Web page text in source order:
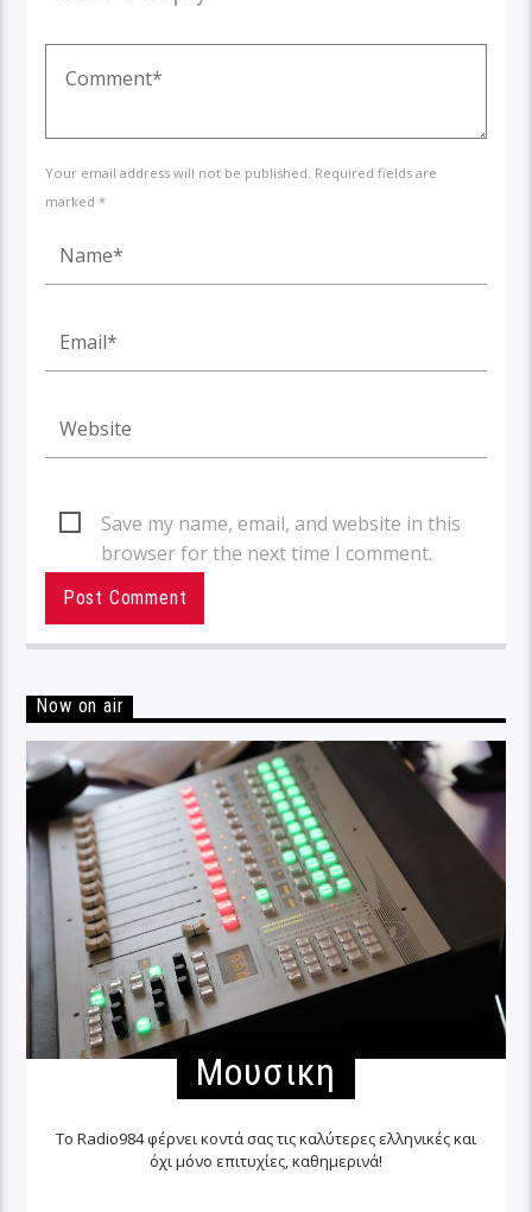
Your email address will not be published. Required fields are
marked *
Save my name, email, and website in this
browser for the next time I comment.
Now on air
Μουσικη
Το Radio984 φέρνει κοντά σας τις καλύτερες ελληνικές και
όχι μόνο επιτυχίες, καθημερινά!